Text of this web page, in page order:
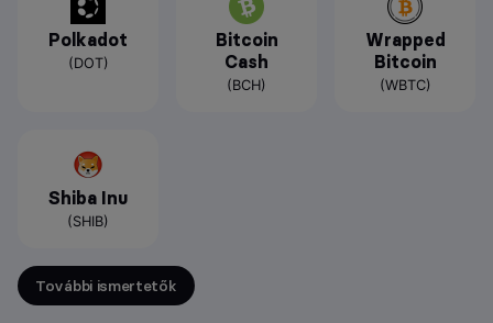
Polkadot
(DOT)
Bitcoin
Cash
(BCH)
Wrapped
Bitcoin
(WBTC)
Shiba Inu
(SHIB)
További ismertetők